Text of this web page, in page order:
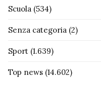
Scuola (534)
Senza categoria (2)
Sport (1.639)
Top news (14.602)